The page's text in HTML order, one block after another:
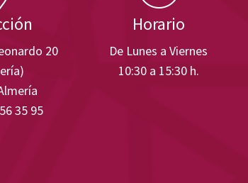
20
35 95
Horario
De Lunes a Viernes
10:30 a 15:30 h.